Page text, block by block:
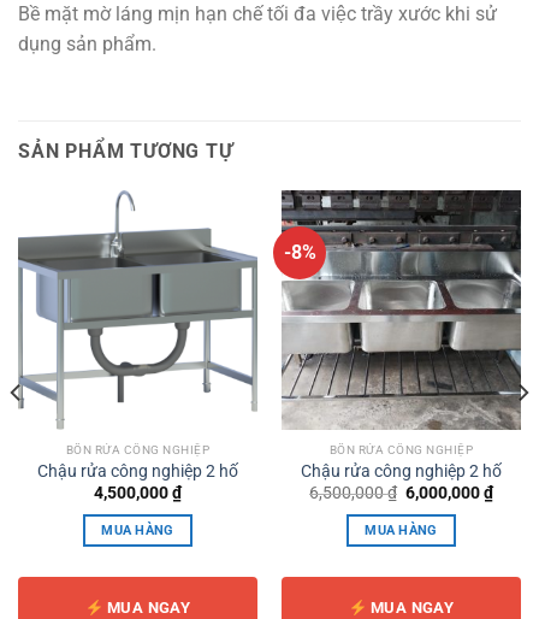
Bề mặt mờ láng mịn hạn chế tối đa việc trầy xước khi sử
dụng sản phẩm.
SẢN PHẨM TƯƠNG TỰ
BỒN RỬA CÔNG NGHIỆP
Chậu rửa công nghiệp 2 hố
4,500,000₫
MUA HÀNG
MUA NGAY
-8%
BỒN RỬA CÔNG NGHIỆP
Chậu rửa công nghiệp 2 hố
6,500,000₫ Giá
gốc
là:
6,500,000 ₫.
6,000,000₫Giá
hiện
MUA HÀNG
MUA NGAY